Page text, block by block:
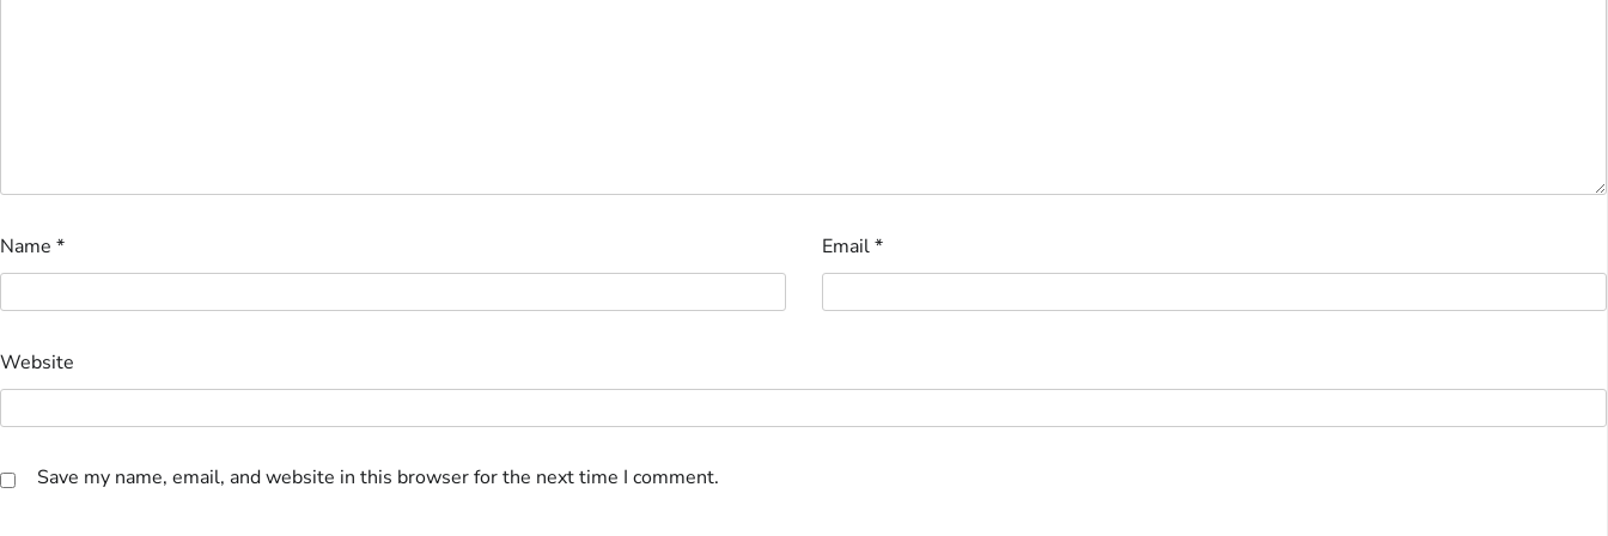
Name * Email*
Website
Save my name, email, and website in this browser for the next time I comment.